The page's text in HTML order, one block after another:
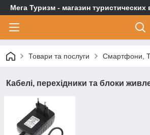
Мега Туризм - магазин туристических
Товари та послуги Смартфони,
Кабелі, перехідники та блоки